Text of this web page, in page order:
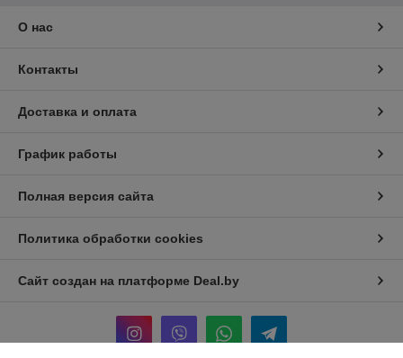
О нас
Контакты
Доставка и оплата
График работы
Полная версия сайта
Политика обработки cookies
Сайт создан на платформе Deal.by